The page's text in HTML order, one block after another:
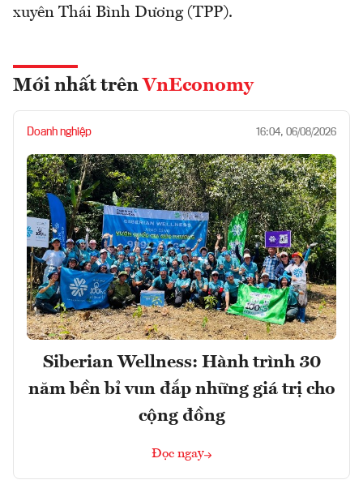
xuyên Thái Bình Dương (TPP).
Mới nhất trên VnEconomy
Doanh nghiệp 16:04, 06/08/2026
Siberian Wellness: Hành trình 30
năm bền bỉ vun đắp những giá trị cho
cộng đồng
Đọc ngay